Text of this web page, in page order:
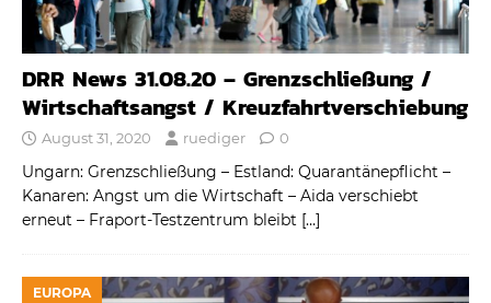
DRR News 31.08.20 – Grenzschließung /
Wirtschaftsangst / Kreuzfahrtverschiebung
August 31, 2020 ruediger 0
Ungarn: Grenzschließung – Estland: Quarantänepflicht –
Kanaren: Angst um die Wirtschaft – Aida verschiebt
erneut – Fraport-Testzentrum bleibt […]
EUROPA